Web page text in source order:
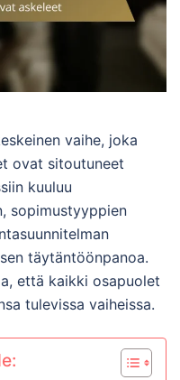
vaihe, joka
ovat sitoutuneet
kuuluu
sopimustyyppien
täytäntöönpanoa.
että kaikki osapuolet
tulevissa vaiheissa.